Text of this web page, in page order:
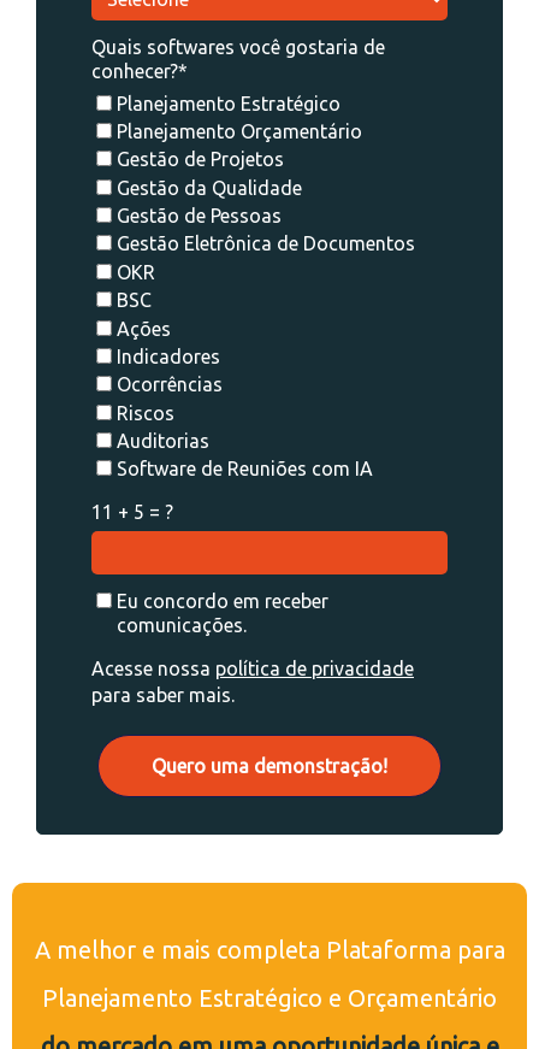
Quais softwares você gostaria de
conhecer?*
Planejamento Estratégico
Planejamento Orçamentário
Gestão de Projetos
Gestão da Qualidade
Gestão de Pessoas
Gestão Eletrônica de Documentos
OKR
BSC
Ações
Indicadores
Ocorrências
Riscos
Auditorias
Software de Reuniões com IA
11 + 5 = ?
Eu concordo em receber
comunicações.
Acesse nossa política de privacidade
para saber mais.
Quero uma demonstração!
A melhor e mais completa Plataforma para
Planejamento Estratégico e Orçamentário